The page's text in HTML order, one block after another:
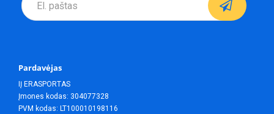
Pardavėjas
IĮ ERASPORTAS
Įmones kodas: 304077328
PVM kodas: LT100010198116